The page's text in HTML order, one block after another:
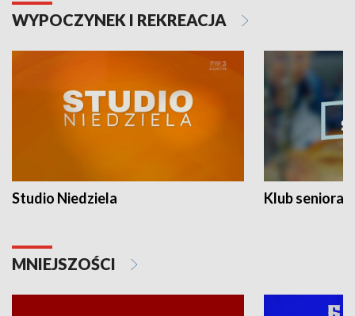
WYPOCZYNEK I REKREACJA
Studio Niedziela Klub seniora
MNIEJSZOŚCI